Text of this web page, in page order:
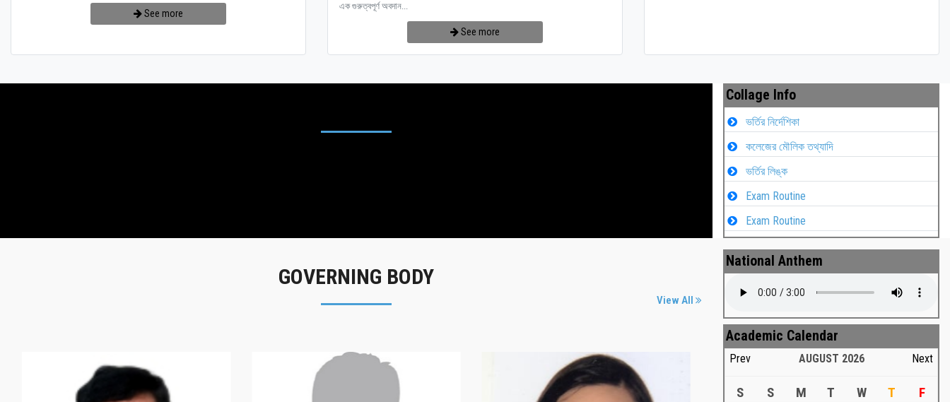
See more
এক গুরুত্বপূর্ণ অবদান...
See more
Collage Info
ভর্তির নির্দেশিকা
কলেজের মৌলিক তথ্যাদি
ভর্তির লিঙ্ক
Exam Routine
Exam Routine
GOVERNING BODY
View All
National Anthem
Academic Calendar
Prev AUGUST 2026 Next
S S M T W T F